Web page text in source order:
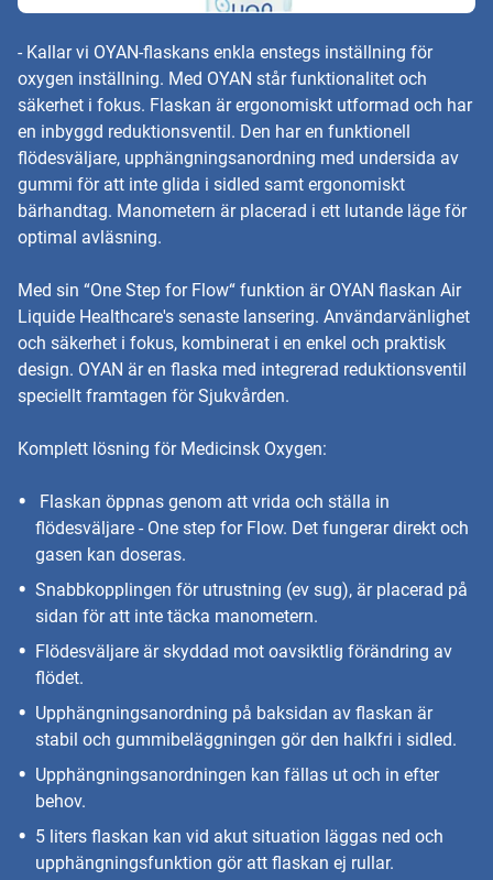
- Kallar vi OYAN-flaskans enkla enstegs inställning för
oxygen inställning. Med OYAN står funktionalitet och
säkerhet i fokus. Flaskan är ergonomiskt utformad och har
en inbyggd reduktionsventil. Den har en funktionell
flödesväljare, upphängningsanordning med undersida av
gummi för att inte glida i sidled samt ergonomiskt
bärhandtag. Manometern är placerad i ett lutande läge för
optimal avläsning.
Med sin “One Step for Flow“ funktion är OYAN flaskan Air
Liquide Healthcare's senaste lansering. Användarvänlighet
och säkerhet i fokus, kombinerat i en enkel och praktisk
design. OYAN är en flaska med integrerad reduktionsventil
speciellt framtagen för Sjukvården.
Komplett lösning för Medicinsk Oxygen:
Flaskan öppnas genom att vrida och ställa in
flödesväljare - One step for Flow. Det fungerar direkt och
gasen kan doseras.
Snabbkopplingen för utrustning (ev sug), är placerad på
sidan för att inte täcka manometern.
Flödesväljare är skyddad mot oavsiktlig förändring av
flödet.
Upphängningsanordning på baksidan av flaskan är
stabil och gummibeläggningen gör den halkfri i sidled.
Upphängningsanordningen kan fällas ut och in efter
behov.
5 liters flaskan kan vid akut situation läggas ned och
upphängningsfunktion gör att flaskan ej rullar.